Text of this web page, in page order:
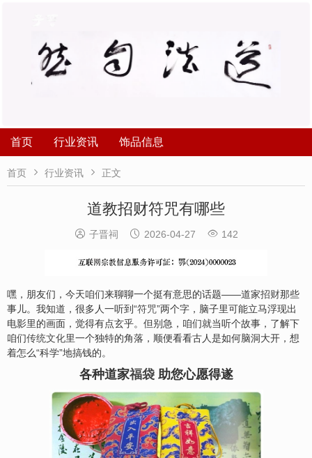
首页 行业资讯 饰品信息
首页  行业资讯  正文
道教招财符咒有哪些
 子晋祠  2026-04-27  142
嘿，朋友们，今天咱们来聊聊一个挺有意思的话题——道家招财那些
事儿。我知道，很多人一听到“符咒”两个字，脑子里可能立马浮现出
电影里的画面，觉得有点玄乎。但别急，咱们就当听个故事，了解下
咱们传统文化里一个独特的角落，顺便看看古人是如何脑洞大开，想
着怎么“科学”地搞钱的。
各种道家福袋助您心愿得遂